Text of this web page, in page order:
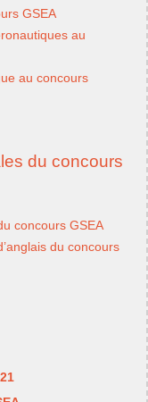
GSEA
au
au concours
du concours
concours GSEA
du concours